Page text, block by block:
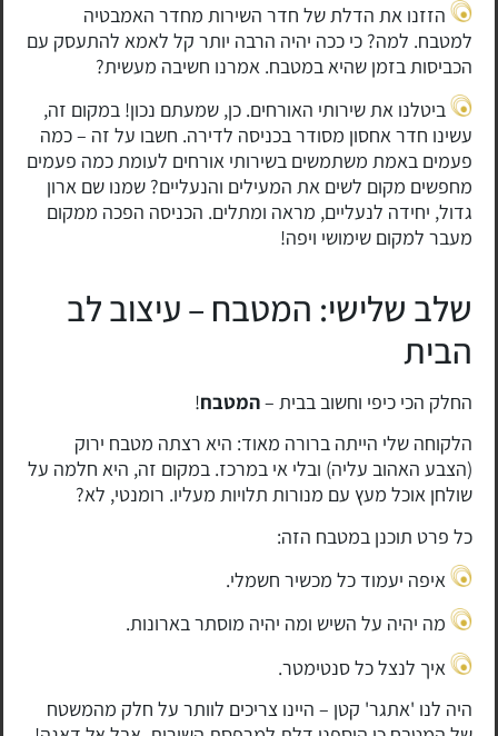
הזזנו את הדלת של חדר השירות מחדר האמבטיה
למטבח. למה? כי ככה יהיה הרבה יותר קל לאמא להתעסק עם
הכביסות בזמן שהיא במטבח. אמרנו חשיבה מעשית?
ביטלנו את שירותי האורחים. כן, שמעתם נכון! במקום זה,
עשינו חדר אחסון מסודר בכניסה לדירה. חשבו על זה – כמה
פעמים באמת משתמשים בשירותי אורחים לעומת כמה פעמים
מחפשים מקום לשים את המעילים והנעליים? שמנו שם ארון
גדול, יחידה לנעליים, מראה ומתלים. הכניסה הפכה ממקום
מעבר למקום שימושי ויפה!
שלב שלישי: המטבח – עיצוב לב
הבית
החלק הכי כיפי וחשוב בבית –המטבח!
הלקוחה שלי הייתה ברורה מאוד: היא רצתה מטבח ירוק
(הצבע האהוב עליה) ובלי אי במרכז. במקום זה, היא חלמה על
שולחן אוכל מעץ עם מנורות תלויות מעליו. רומנטי, לא?
כל פרט תוכנן במטבח הזה:
איפה יעמוד כל מכשיר חשמלי.
מה יהיה על השיש ומה יהיה מוסתר בארונות.
איך לנצל כל סנטימטר.
היה לנו 'אתגר' קטן – היינו צריכים לוותר על חלק מהמשטח